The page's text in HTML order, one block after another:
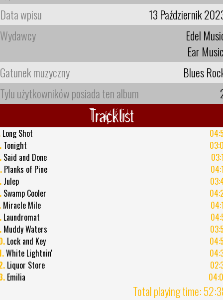
Data wpisu
13 Październik
Wydawcy
Edel
Ear
Gatunek muzyczny
Blues
Tylu użytkowników posiada ten album
Tracklist
Long Shot
Tonight
Said and Done
Planks of Pine
Julep
Swamp Cooler
Miracle Mile
Laundromat
Muddy Waters
Lock and Key
White Lightnin'
Liquor Store
Emilia
Total playing time: